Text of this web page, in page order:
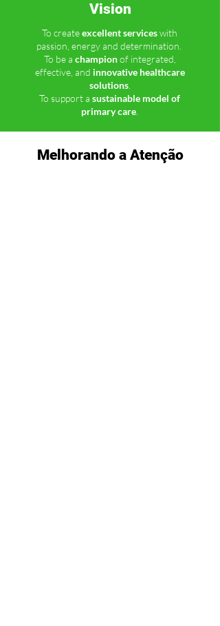
Vision
To createexcellent serviceswith
passion, energy and determination.
To be a championof integrated,
effective, and innovative healthcare
solutions.
To support a sustainable model of
primary care
Melhorando a Atenção